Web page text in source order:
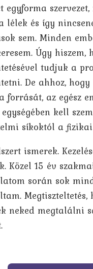
egyforma
lélek és így
sem. Minden
Úgy hiszem,
tudjuk a
De ahhoz,
forrását, az egész
kell
síkoktól a
ismerek.
Közel 15 év
során sok
Megtiszteltetés,
neked megtalálni